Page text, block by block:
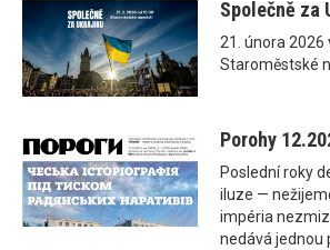
Společně za
21. února 2026
Staroměstské
Porohy
Poslední roky
iluze —
impéria
nedává jednou